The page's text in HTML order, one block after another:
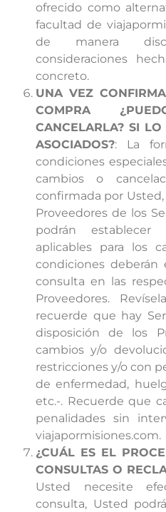
ofrecido como
facultad de
de manera
consideraciones
concreto.
UNA VEZ
COMPRA
CANCELARLA? SI
ASOCIADOS?: La
condiciones
cambios o
confirmada por
Proveedores de los
podrán establecer
aplicables para los
condiciones deberán
consulta en las
Proveedores.
recuerde que hay
disposición de los
cambios y/o
restricciones y/o con
de enfermedad,
etc.-. Recuerde que
penalidades sin
viajapormisiones.com.
¿CUÁL ES EL
CONSULTAS O
Usted necesite
consulta, Usted